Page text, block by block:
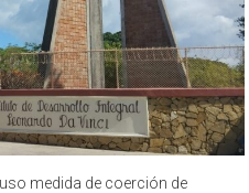
medida de coerción de